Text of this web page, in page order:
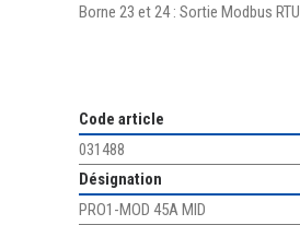
Borne 23 et 24 : Sortie Modbus RTU
Code article
031488
Désignation
PRO1-MOD 45A MID